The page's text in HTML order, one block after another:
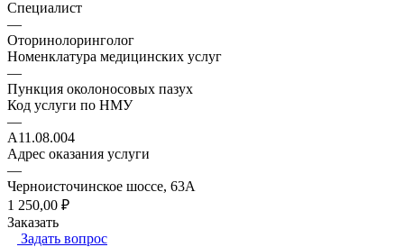
Специалист
—
Оторинолоринголог
Номенклатура медицинских услуг
—
Пункция околоносовых пазух
Код услуги по НМУ
—
А11.08.004
Адрес оказания услуги
—
Черноисточинское шоссе, 63А
1 250,00 ₽
Заказать
Задать вопрос